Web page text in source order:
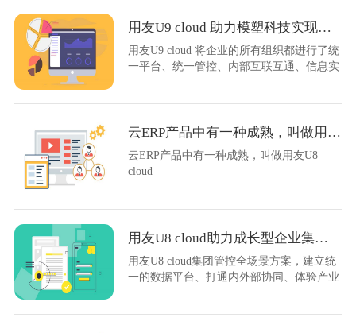
用友U9 cloud 助力模塑科技实现全球化战略
用友U9 cloud 将企业的所有组织都进行了统
一平台、统一管控、内部互联互通、信息实
云ERP产品中有一种成熟，叫做用友U8 cloud
云ERP产品中有一种成熟，叫做用友U8
cloud
用友U8 cloud助力成长型企业集团管控，数智升级！
用友U8 cloud集团管控全场景方案，建立统
一的数据平台、打通内外部协同、体验产业